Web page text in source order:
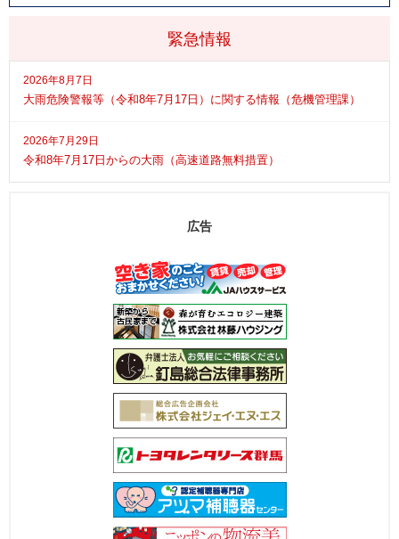
緊急情報
2026年8月7日
大雨危険警報等（令和8年7月17日）に関する情報（危機管理課）
2026年7月29日
令和8年7月17日からの大雨（高速道路無料措置）
広告